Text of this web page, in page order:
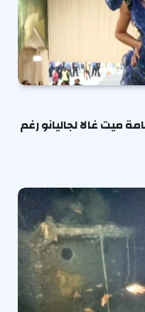
ميت غالا لجاليانو رغم